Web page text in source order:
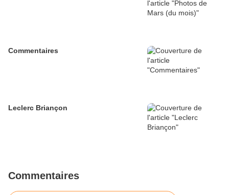
Commentaires
Leclerc Briançon
Commentaires